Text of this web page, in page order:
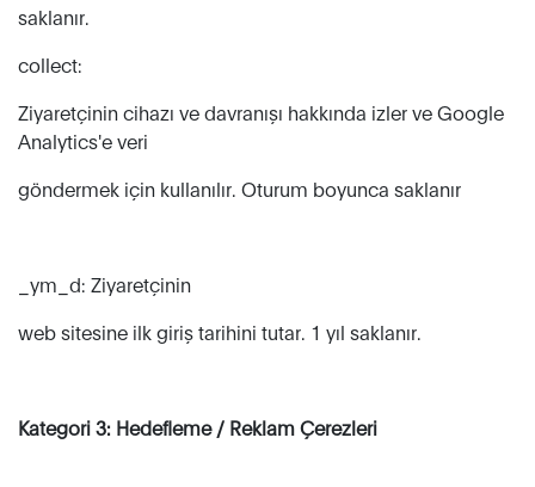
saklanır.
collect:
Ziyaretçinin cihazı ve davranışı hakkında izler ve Google
Analytics'e veri
göndermek için kullanılır. Oturum boyunca saklanır
_ym_d: Ziyaretçinin
web sitesine ilk giriş tarihini tutar. 1 yıl saklanır.
Kategori 3: Hedefleme / Reklam Çerezleri